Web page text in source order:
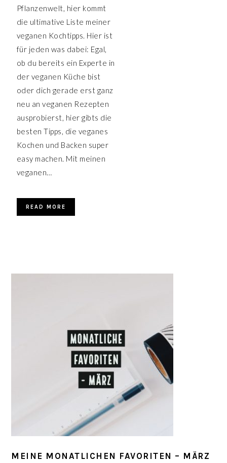
Pflanzenwelt, hier kommt
die ultimative Liste meiner
veganen Kochtipps. Hier ist
für jeden was dabei: Egal,
ob du bereits ein Experte in
der veganen Küche bist
oder dich gerade erst ganz
neu an veganen Rezepten
ausprobierst, hier gibts die
besten Tipps, die veganes
Kochen und Backen super
easy machen. Mit meinen
veganen…
READ MORE
MEINE MONATLICHEN FAVORITEN – MÄRZ